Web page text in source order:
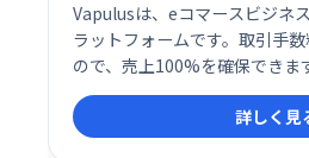
Vapulusは、eコマースビジネ
ラットフォームです。取引手
ので、売上100%を確保できま
スムーズに行え、消費者向け
数料不要で、売上の最大化と効
し、ビジネスの成長をサポー
詳しく見